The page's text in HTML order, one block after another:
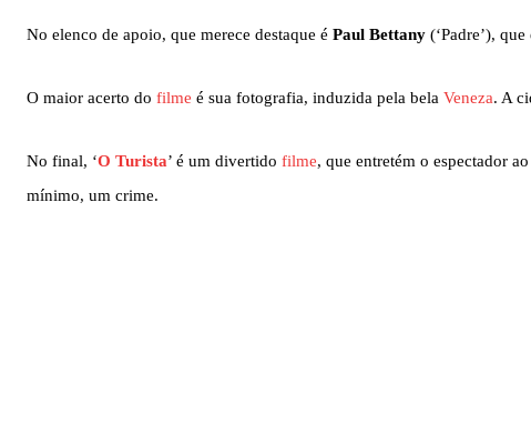
No elenco de apoio, que merece destaque é Paul Bettany (‘Padre’),
O maior acerto do filme é sua fotografia, induzida pela bela Veneza. A
No final, ‘O Turista’ é um divertido filme, que entretém o espectador
mínimo, um crime.